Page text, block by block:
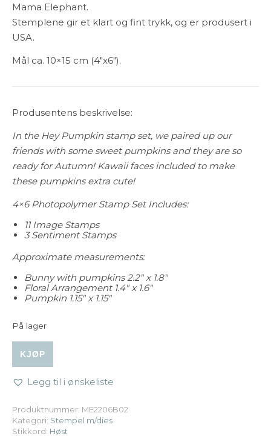
Mama Elephant.
Stemplene gir et klart og fint trykk, og er produsert i
USA.
Mål ca. 10×15 cm (4″x6″).
Produsentens beskrivelse:
In the Hey Pumpkin stamp set, we paired up our
friends with some sweet pumpkins and they are so
ready for Autumn! Kawaii faces included to make
these pumpkins extra cute!
4×6 Photopolymer Stamp Set Includes:
11 Image Stamps
3 Sentiment Stamps
Approximate measurements:
Bunny with pumpkins 2.2″ x 1.8″
Floral Arrangement 1.4″ x 1.6″
Pumpkin 1.15″ x 1.15″
På lager
KJØP
Legg til i ønskeliste
Produktnummer: ME2206B02
Kategori: Stempel m/dies
Stikkord: Høst